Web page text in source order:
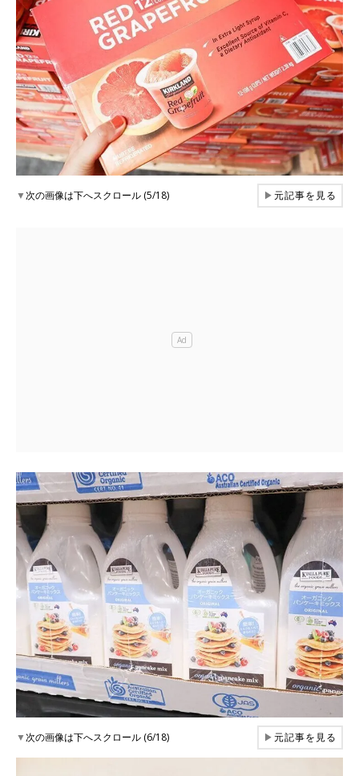
▼次の画像は下へスクロール (5/18) ▶元記事を見る
▼次の画像は下へスクロール (6/18) ▶元記事を見る